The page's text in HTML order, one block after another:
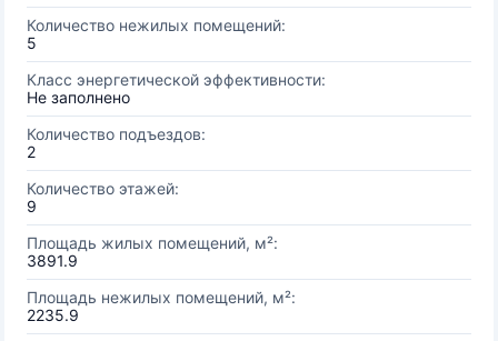
Количество нежилых помещений:
5
Класс энергетической эффективности:
Не заполнено
Количество подъездов:
2
Количество этажей:
9
Площадь жилых помещений, м²:
3891.9
Площадь нежилых помещений, м²:
2235.9